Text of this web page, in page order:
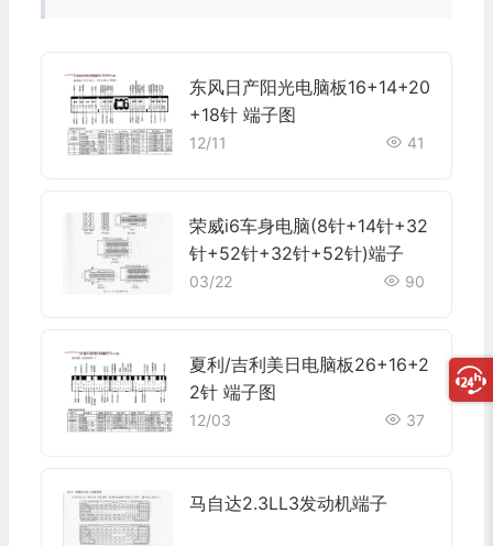
东风日产阳光电脑板16+14+20
+18针 端子图
12/11 41
荣威i6车身电脑(8针+14针+32
针+52针+32针+52针)端子
03/22 90
夏利/吉利美日电脑板26+16+2
2针 端子图
12/03 37
马自达2.3LL3发动机端子